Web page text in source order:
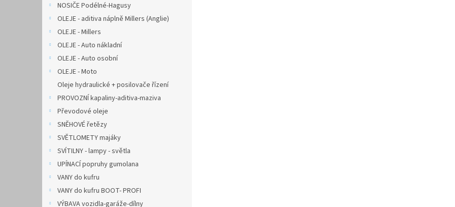
NOSIČE Podélné-Hagusy
OLEJE - aditiva náplně Millers (Anglie)
OLEJE - Millers
OLEJE - Auto nákladní
OLEJE - Auto osobní
OLEJE - Moto
Oleje hydraulické + posilovače řízení
PROVOZNÍ kapaliny-aditiva-maziva
Převodové oleje
SNĚHOVÉ řetězy
SVĚTLOMETY majáky
SVÍTILNY - lampy - světla
UPÍNACÍ popruhy gumolana
VANY do kufru
VANY do kufru BOOT- PROFI
VÝBAVA vozidla-garáže-dílny